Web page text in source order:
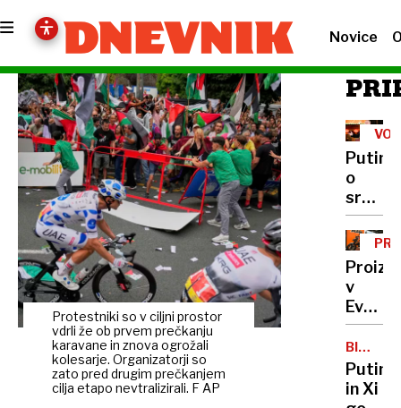
Novice
Protestniki so v ciljni prostor
vdrli že ob prvem prečkanju
karavane in znova ogrožali
kolesarje. Organizatorji so
zato pred drugim prečkanjem
cilja etapo nevtralizirali. F AP
V
Putin
o
z
Naj
pride
v
v
Evropi
mrtva,
bodo
KTM
Putin
in Xi